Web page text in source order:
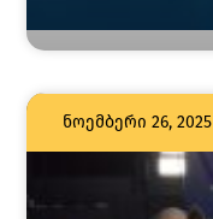
ნოემბერი 26, 2025